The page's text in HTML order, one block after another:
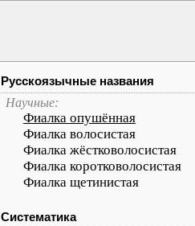
Русскоязычные названия
Научные:
Фиалка опушённая
Фиалка волосистая
Фиалка жёстковолосистая
Фиалка коротковолосистая
Фиалка щетинистая
Систематика